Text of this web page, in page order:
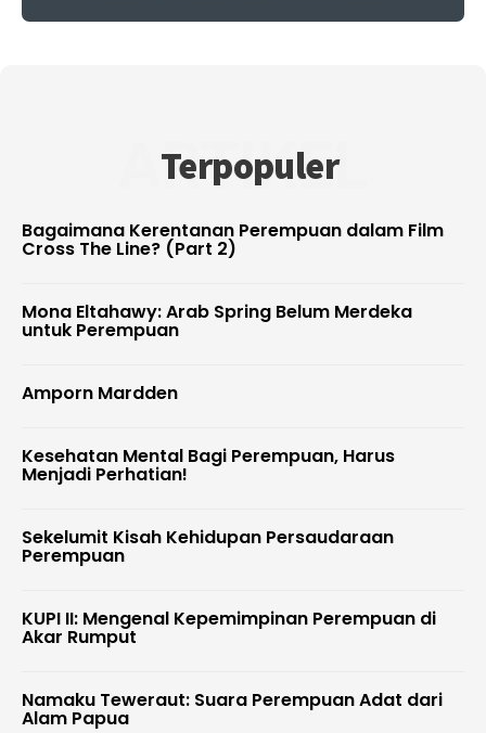
Terpopuler
ARTIKEL
Bagaimana Kerentanan Perempuan dalam Film
Cross The Line? (Part 2)
Mona Eltahawy: Arab Spring Belum Merdeka
untuk Perempuan
Amporn Mardden
Kesehatan Mental Bagi Perempuan, Harus
Menjadi Perhatian!
Sekelumit Kisah Kehidupan Persaudaraan
Perempuan
KUPI II: Mengenal Kepemimpinan Perempuan di
Akar Rumput
Namaku Teweraut: Suara Perempuan Adat dari
Alam Papua